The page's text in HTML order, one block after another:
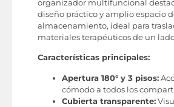
organizador multifuncional
diseño práctico y amplio espacio
almacenamiento, ideal para
materiales terapéuticos de un
Características principales:
Apertura 180° y 3 pisos:
cómodo a todos los
Cubierta transparente: